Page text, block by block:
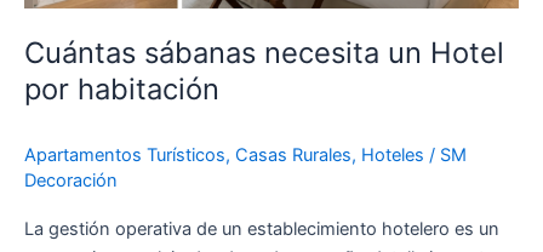
Cuántas sábanas necesita un Hotel
por habitación
Apartamentos Turísticos, Casas Rurales, Hoteles / SM
Decoración
La gestión operativa de un establecimiento hotelero es un